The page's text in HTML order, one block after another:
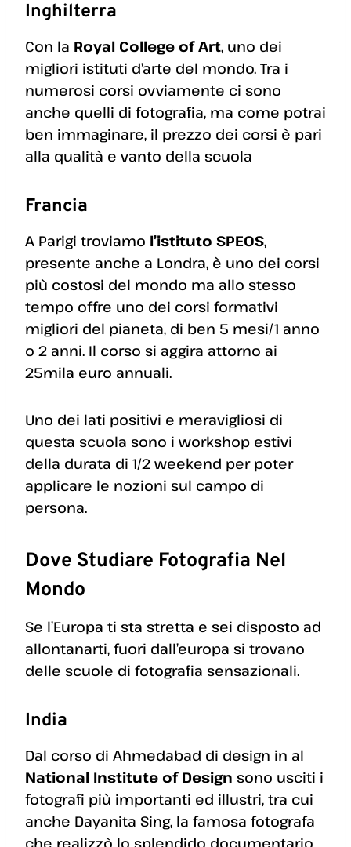
Inghilterra
Con la Royal College of Art, uno dei
migliori istituti d’arte del mondo. Tra i
numerosi corsi ovviamente ci sono
anche quelli di fotografia, ma come potrai
ben immaginare, il prezzo dei corsi è pari
alla qualità e vanto della scuola
Francia
A Parigi troviamo l’istituto SPEOS,
presente anche a Londra, è uno dei corsi
più costosi del mondo ma allo stesso
tempo offre uno dei corsi formativi
migliori del pianeta, di ben 5 mesi/1 anno
o 2 anni. Il corso si aggira attorno ai
25mila euro annuali.
Uno dei lati positivi e meravigliosi di
questa scuola sono i workshop estivi
della durata di 1/2 weekend per poter
applicare le nozioni sul campo di
persona.
Dove Studiare Fotografia Nel
Mondo
Se l’Europa ti sta stretta e sei disposto ad
allontanarti, fuori dall’europa si trovano
delle scuole di fotografia sensazionali.
India
Dal corso di Ahmedabad di design in al
National Institute of Design sono usciti i
fotografi più importanti ed illustri, tra cui
anche Dayanita Sing, la famosa fotografa
che realizzò lo splendido documentario